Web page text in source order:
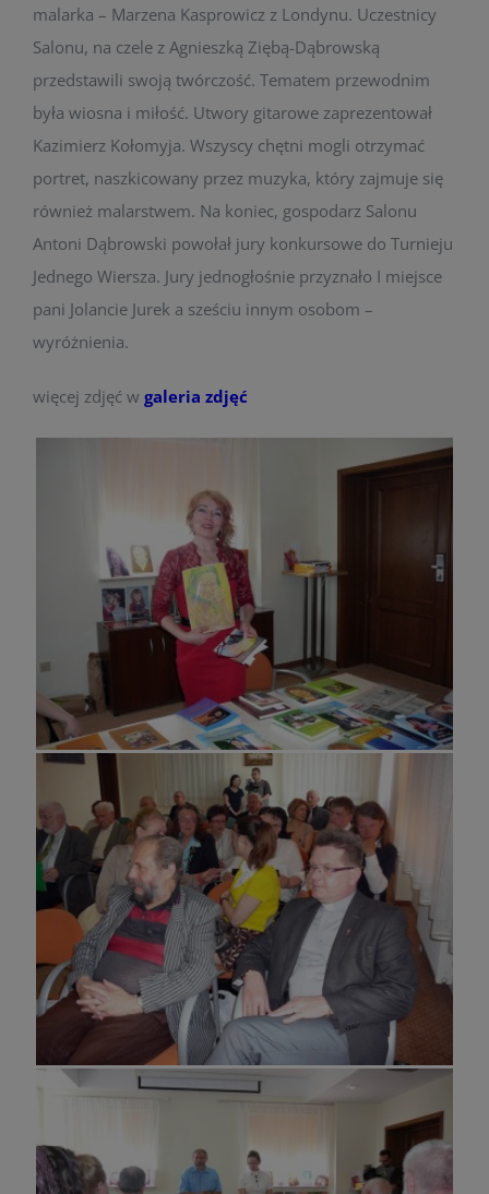
malarka – Marzena Kasprowicz z Londynu. Uczestnicy
Salonu, na czele z Agnieszką Ziębą-Dąbrowską
przedstawili swoją twórczość. Tematem przewodnim
była wiosna i miłość. Utwory gitarowe zaprezentował
Kazimierz Kołomyja. Wszyscy chętni mogli otrzymać
portret, naszkicowany przez muzyka, który zajmuje się
również malarstwem. Na koniec, gospodarz Salonu
Antoni Dąbrowski powołał jury konkursowe do Turnieju
Jednego Wiersza. Jury jednogłośnie przyznało I miejsce
pani Jolancie Jurek a sześciu innym osobom –
wyróżnienia.
więcej zdjęć w galeria zdjęć